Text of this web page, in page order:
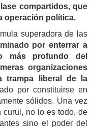
compartidos, que
operación política.
superadora de las
por enterrar a
más profundo del
organizaciones
trampa liberal de la
por constituirse en
sólidos. Una vez
curul, no lo es todo, de
sino el poder del